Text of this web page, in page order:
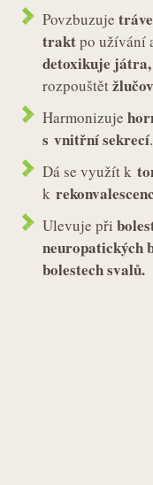
Povzbuzuje
traktpo užívání
detoxikuje
rozpouštět
Harmonizuje
s vnitřní sekrecí.
Dá se využít k
k
Ulevuje při
neuropatických
bolestech svalů.